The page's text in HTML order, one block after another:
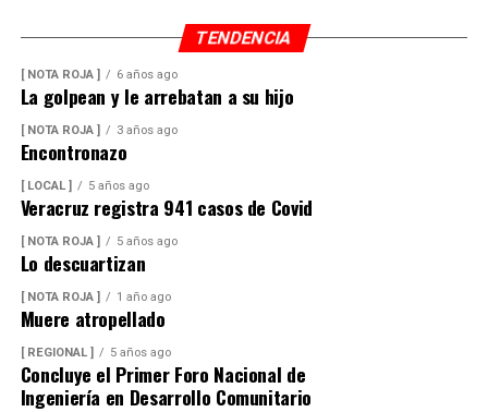
TENDENCIA
[ NOTA ROJA ] 6 años ago
La golpean y le arrebatan a su hijo
[ NOTA ROJA ] 3 años ago
Encontronazo
[ LOCAL ] 5 años ago
Veracruz registra 941 casos de Covid
[ NOTA ROJA ] 5 años ago
Lo descuartizan
[ NOTA ROJA ] 1 año ago
Muere atropellado
[ REGIONAL ] 5 años ago
Concluye el Primer Foro Nacional de
Ingeniería en Desarrollo Comunitario